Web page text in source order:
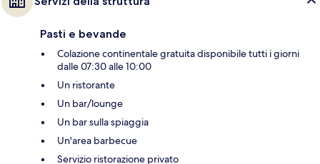
Pasti e bevande
Colazione continentale gratuita disponibile tutti i giorni
dalle 07:30 alle 10:00
Un ristorante
Un bar/lounge
Un bar sulla spiaggia
Un'area barbecue
Servizio ristorazione privato